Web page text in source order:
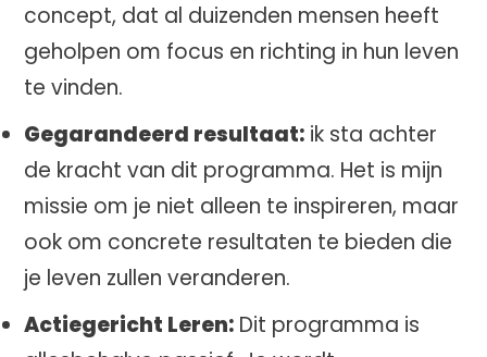
concept, dat al duizenden mensen heeft
geholpen om focus en richting in hun leven
te vinden.
Gegarandeerd resultaat: ik sta achter
de kracht van dit programma. Het is mijn
missie om je niet alleen te inspireren, maar
ook om concrete resultaten te bieden die
je leven zullen veranderen.
Actiegericht Leren: Dit programma is